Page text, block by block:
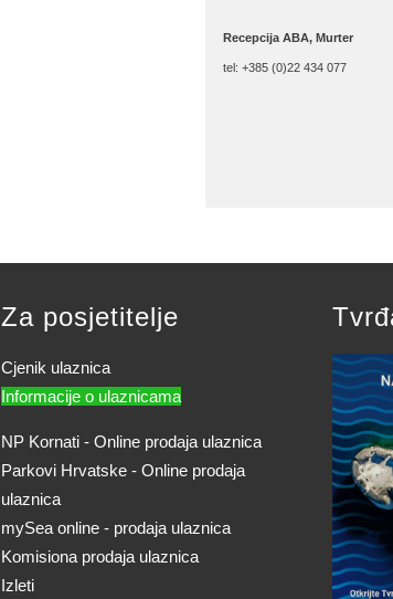
Recepcija ABA, Murter
tel: +385 (0)22 434 077
Za posjetitelje
Cjenik ulaznica
Informacije o ulaznicama
NP Kornati - Online prodaja ulaznica
Parkovi Hrvatske - Online prodaja
ulaznica
mySea online - prodaja ulaznica
Komisiona prodaja ulaznica
Izleti